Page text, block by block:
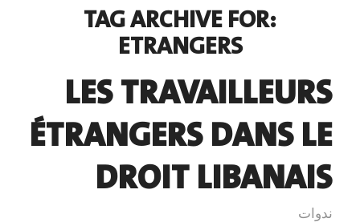
TAG ARCHIVE FOR:
ETRANGERS
LES TRAVAILLEURS
ÉTRANGERS DANS LE
DROIT LIBANAIS
ندوات